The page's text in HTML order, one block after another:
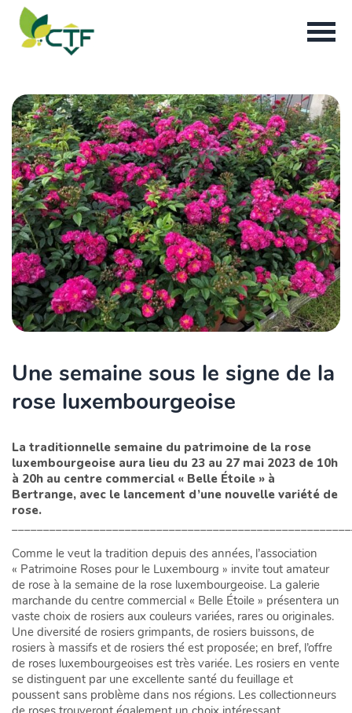
Une semaine sous le signe de la
rose luxembourgeoise
La traditionnelle semaine du patrimoine de la rose
luxembourgeoise aura lieu du 23 au 27 mai 2023 de 10h
à 20h au centre commercial « Belle Étoile » à
Bertrange, avec le lancement d’une nouvelle variété de
Comme le veut la tradition depuis des années, l’association
« Patrimoine Roses pour le Luxembourg » invite tout amateur
de rose à la semaine de la rose luxembourgeoise. La galerie
marchande du centre commercial « Belle Étoile » présentera un
vaste choix de rosiers aux couleurs variées, rares ou originales.
Une diversité de rosiers grimpants, de rosiers buissons, de
rosiers à massifs et de rosiers thé est proposée; en bref, l’offre
de roses luxembourgeoises est très variée. Les rosiers en vente
se distinguent par une excellente santé du feuillage et
poussent sans problème dans nos régions. Les collectionneurs